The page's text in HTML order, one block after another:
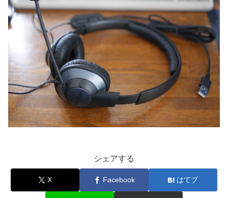
シェアする
X Facebook はてブ